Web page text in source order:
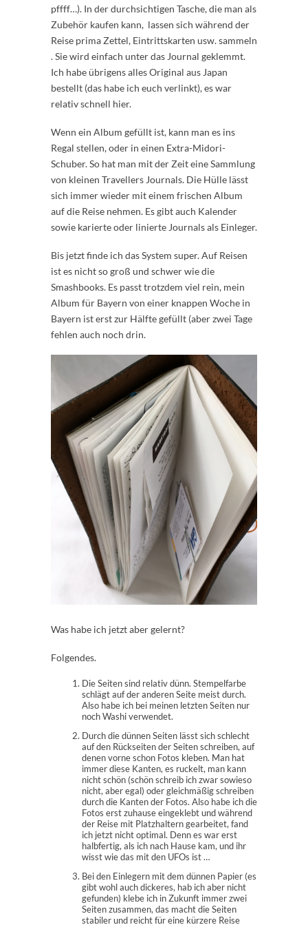
pffff…). In der durchsichtigen Tasche, die man als
Zubehör kaufen kann, lassen sich während der
Reise prima Zettel, Eintrittskarten usw. sammeln
. Sie wird einfach unter das Journal geklemmt.
Ich habe übrigens alles Original aus Japan
bestellt (das habe ich euch verlinkt), es war
relativ schnell hier.
Wenn ein Album gefüllt ist, kann man es ins
Regal stellen, oder in einen Extra-Midori-
Schuber. So hat man mit der Zeit eine Sammlung
von kleinen Travellers Journals. Die Hülle lässt
sich immer wieder mit einem frischen Album
auf die Reise nehmen. Es gibt auch Kalender
sowie karierte oder linierte Journals als Einleger.
Bis jetzt finde ich das System super. Auf Reisen
ist es nicht so groß und schwer wie die
Smashbooks. Es passt trotzdem viel rein, mein
Album für Bayern von einer knappen Woche in
Bayern ist erst zur Hälfte gefüllt (aber zwei Tage
fehlen auch noch drin.
Was habe ich jetzt aber gelernt?
Folgendes.
Die Seiten sind relativ dünn. Stempelfarbe
schlägt auf der anderen Seite meist durch.
Also habe ich bei meinen letzten Seiten nur
noch Washi verwendet.
Durch die dünnen Seiten lässt sich schlecht
auf den Rückseiten der Seiten schreiben, auf
denen vorne schon Fotos kleben. Man hat
immer diese Kanten, es ruckelt, man kann
nicht schön (schön schreib ich zwar sowieso
nicht, aber egal) oder gleichmäßig schreiben
durch die Kanten der Fotos. Also habe ich die
Fotos erst zuhause eingeklebt und während
der Reise mit Platzhaltern gearbeitet, fand
ich jetzt nicht optimal. Denn es war erst
halbfertig, als ich nach Hause kam, und ihr
wisst wie das mit den UFOs ist …
Bei den Einlegern mit dem dünnen Papier (es
gibt wohl auch dickeres, hab ich aber nicht
gefunden) klebe ich in Zukunft immer zwei
Seiten zusammen, das macht die Seiten
stabiler und reicht für eine kürzere Reise